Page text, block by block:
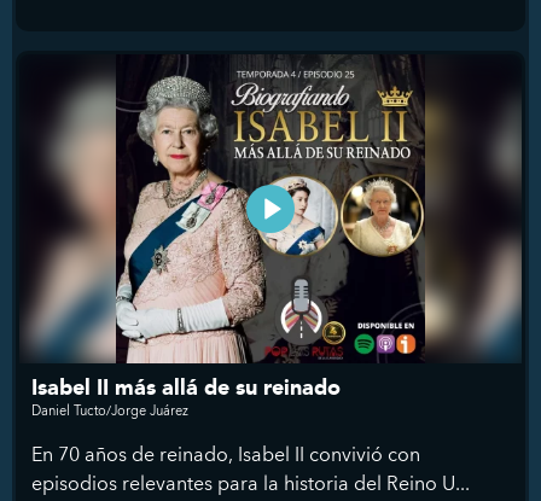
Isabel II más allá de su reinado
Daniel Tucto/Jorge Juárez
En 70 años de reinado, Isabel II convivió con
episodios relevantes para la historia del Reino U...